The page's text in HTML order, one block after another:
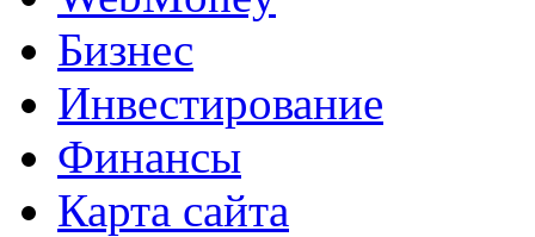
Бизнес
Инвестирование
Финансы
Карта сайта